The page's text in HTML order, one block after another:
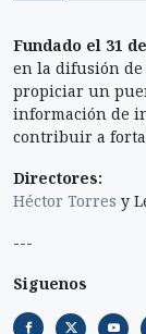
Fundado el 31
en la difusión
propiciar un
información de
contribuir a
Directores:
Héctor Torres y
---
Siguenos